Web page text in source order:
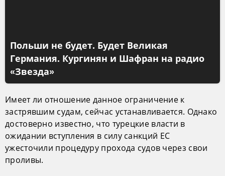
Польши не будет. Будет Великая
Германия. Кургинян и Шафран на радио
«Звезда»
Имеет ли отношение данное ограничение к
застрявшим судам, сейчас устанавливается. Однако
достоверно известно, что турецкие власти в
ожидании вступления в силу санкций ЕС
ужесточили процедуру прохода судов через свои
проливы.